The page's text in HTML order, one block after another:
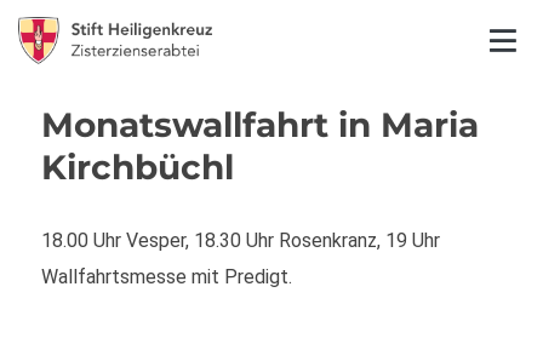
Monatswallfahrt in Maria
Kirchbüchl
18.00 Uhr Vesper, 18.30 Uhr Rosenkranz, 19 Uhr
Wallfahrtsmesse mit Predigt.